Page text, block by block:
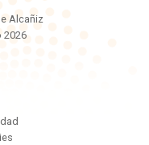
Alcañiz
2026